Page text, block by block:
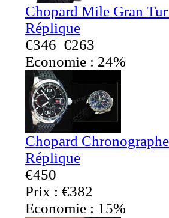
Chopard Mile Gran
Réplique
€346 €263
Economie : 24%
Chopard
Réplique
€450
Prix : €382
Economie : 15%